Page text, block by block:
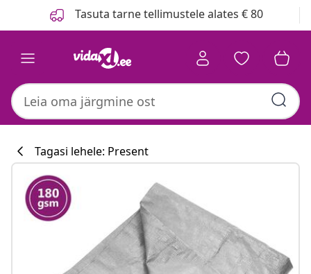
Tasuta tarne tellimustele alates € 80
#sharemevidaxl
Tagasi lehele: Present